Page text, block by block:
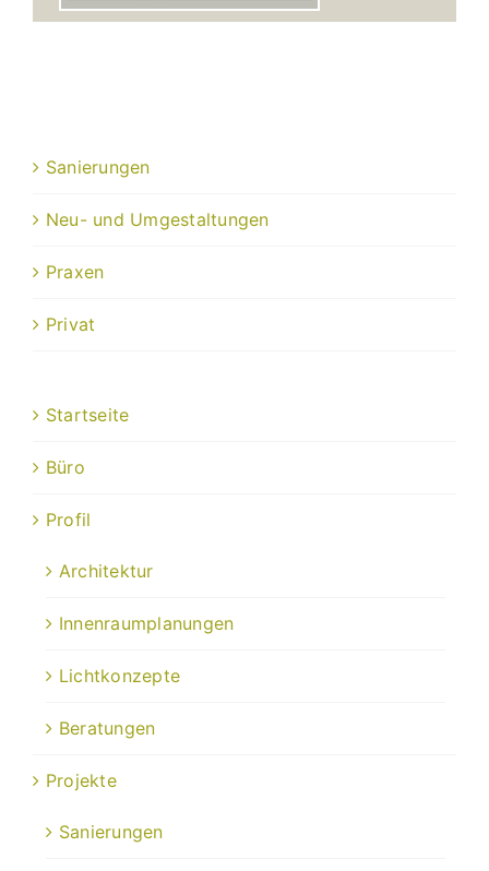
Sanierungen
Neu- und Umgestaltungen
Praxen
Privat
Startseite
Büro
Profil
Architektur
Innenraumplanungen
Lichtkonzepte
Beratungen
Projekte
Sanierungen